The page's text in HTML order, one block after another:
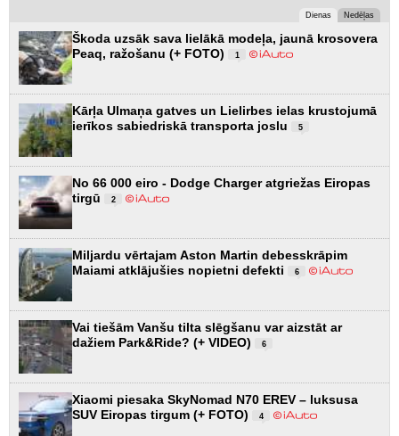
Dienas Nedēļas
Škoda uzsāk sava lielākā modeļa, jaunā krosovera
Peaq, ražošanu (+ FOTO)
1
Kārļa Ulmaņa gatves un Lielirbes ielas krustojumā
ierīkos sabiedriskā transporta joslu
5
No 66 000 eiro - Dodge Charger atgriežas Eiropas
tirgū
2
Miljardu vērtajam Aston Martin debesskrāpim
Maiami atklājušies nopietni defekti
6
Vai tiešām Vanšu tilta slēgšanu var aizstāt ar
dažiem Park&Ride? (+ VIDEO)
6
Xiaomi piesaka SkyNomad N70 EREV – luksusa
SUV Eiropas tirgum (+ FOTO)
4